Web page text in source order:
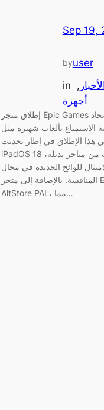
Sep 19,
byuser
in ,
أجهزة
إطلاق متجر Epic Games على أجهزة آيباد في الاتحاد
الاستمتاع بألعاب شهيرة مثل
هذا الإطلاق في إطار تحديث
iPadOS 18 الذي يسمح بتنزيل التطبيقات من متاجر بديلة،
للوائح الجديدة في مجال
المنافسة. بالإضافة إلى متجر Epic Games، تم إطلاق متجر
AltStore PAL، مما…